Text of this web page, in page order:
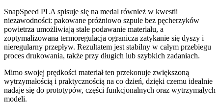
SnapSpeed PLA spisuje się na medal również w kwestii
niezawodności: pakowane próżniowo szpule bez pęcherzyków
powietrza umożliwiają stałe podawanie materiału, a
zoptymalizowana termoregulacja ogranicza zatykanie się dyszy i
nieregularny przepływ. Rezultatem jest stabilny w całym przebiegu
proces drukowania, także przy długich lub szybkich zadaniach.
Mimo swojej prędkości materiał ten przekonuje zwiększoną
wytrzymałością i praktycznością na co dzień, dzięki czemu idealnie
nadaje się do prototypów, części funkcjonalnych oraz wytrzymałych
modeli.